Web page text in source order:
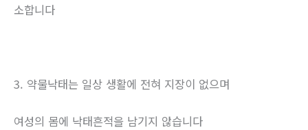
소합니다
3. 약물낙태는 일상 생활에 전혀 지장이 없으며
여성의 몸에 낙태흔적을 남기지 않습니다